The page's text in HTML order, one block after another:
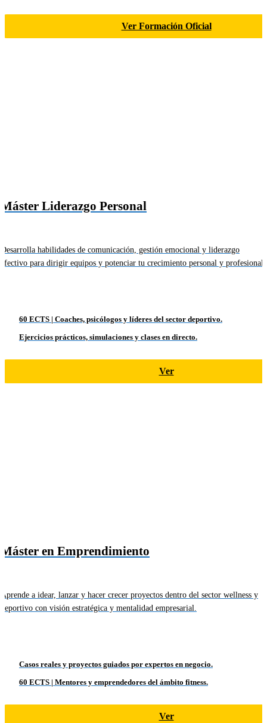
Ver Formación Oficial
Máster Liderazgo Personal
Desarrolla habilidades de comunicación, gestión emocional y liderazgo
efectivo para dirigir equipos y potenciar tu crecimiento personal y profesional.
60 ECTS | Coaches, psicólogos y líderes del sector deportivo.
Ejercicios prácticos, simulaciones y clases en directo.
Ver
Máster en Emprendimiento
Aprende a idear, lanzar y hacer crecer proyectos dentro del sector wellness y
deportivo con visión estratégica y mentalidad empresarial.
Casos reales y proyectos guiados por expertos en negocio.
60 ECTS | Mentores y emprendedores del ámbito fitness.
Ver